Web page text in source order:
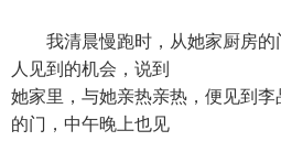
我清晨慢跑时，从她家厨房的
人见到的机会，说到
她家里，与她亲热亲热，便见到
的门，中午晚上也见